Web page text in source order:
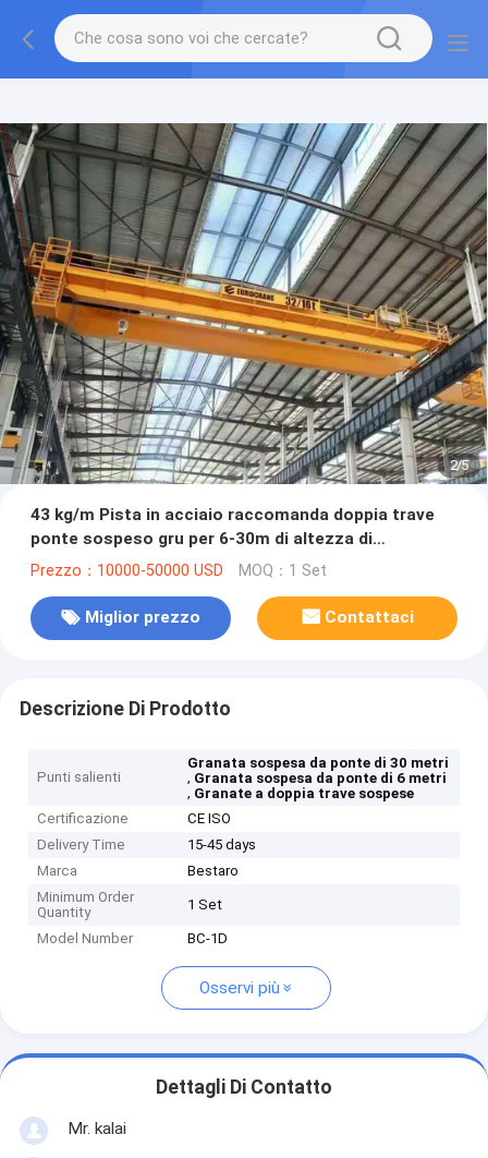
gtag('config', 'G-QWE9HWC3PF', {cookie_flags:
"SameSite=None;Secure"});
2/5
43 kg/m Pista in acciaio raccomanda doppia trave
ponte sospeso gru per 6-30m di altezza di
sollevamento
Prezzo：10000-50000 USD MOQ：1 Set
Miglior prezzo Contattaci
Descrizione Di Prodotto
Punti salienti
Granata sospesa da ponte di 30 metri
, Granata sospesa da ponte di 6 metri
, Granate a doppia trave sospese
Certificazione
CE ISO
Delivery Time
15-45 days
Marca
Bestaro
Minimum Order
Quantity
1 Set
Model Number BC-1D
Osservi più
Dettagli Di Contatto
Mr. kalai